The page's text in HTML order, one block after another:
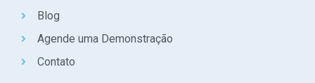
Blog
Agende uma Demonstração
Contato